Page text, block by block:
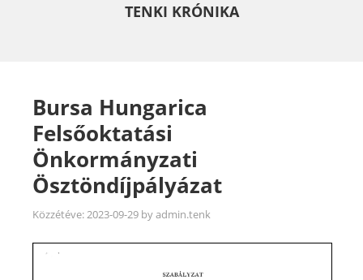
TENKI KRÓNIKA
Bursa Hungarica
Felsőoktatási
Önkormányzati
Ösztöndíjpályázat
Közzétéve:2023-09-29 byadmin.tenk